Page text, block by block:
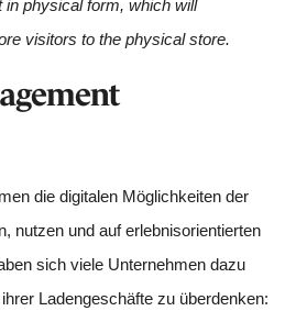
in physical form, which will
visitors to the physical store.
die digitalen Möglichkeiten der
nutzen und auf erlebnisorientierten
sich viele Unternehmen dazu
Ladengeschäfte zu überdenken: